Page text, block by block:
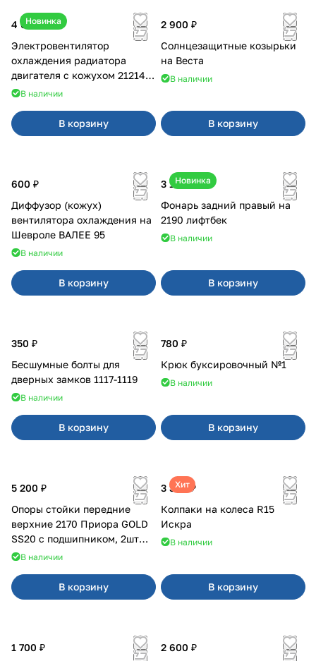
Новинка
4 600 ₽
Электровентилятор
охлаждения радиатора
двигателя с кожухом 21214
2121-21213 ВАЛЕЕ 95
В наличии
В корзину
2 900 ₽
Солнцезащитные козырьки
на Веста
В наличии
В корзину
600 ₽
Диффузор (кожух)
вентилятора охлаждения на
Шевроле ВАЛЕЕ 95
В наличии
В корзину
Новинка
3 100 ₽
Фонарь задний правый на
2190 лифтбек
В наличии
В корзину
350 ₽
Бесшумные болты для
дверных замков 1117-1119
В наличии
В корзину
780 ₽
Крюк буксировочный №1
В наличии
В корзину
5 200 ₽
Опоры стойки передние
верхние 2170 Приора GOLD
SS20 с подшипником, 2шт
10116
В наличии
В корзину
Хит
3 380 ₽
Колпаки на колеса R15
Искра
В наличии
В корзину
1 700 ₽
2 600 ₽